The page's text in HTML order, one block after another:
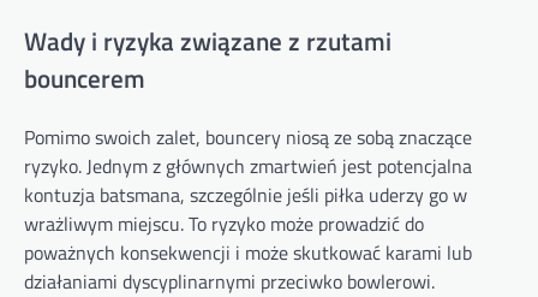
Wady i ryzyka związane z rzutami
bouncerem
Pomimo swoich zalet, bouncery niosą ze sobą znaczące
ryzyko. Jednym z głównych zmartwień jest potencjalna
kontuzja batsmana, szczególnie jeśli piłka uderzy go w
wrażliwym miejscu. To ryzyko może prowadzić do
poważnych konsekwencji i może skutkować karami lub
działaniami dyscyplinarnymi przeciwko bowlerowi.